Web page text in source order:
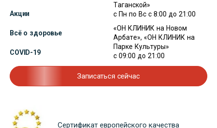
Акции
Всё о здоровье
COVID-19
Таганской»
с Пн по Вс с 8:00 до 21:00
«ОН КЛИНИК на Новом
Арбате», «ОН КЛИНИК на
Парке Культуры»
с 09:00 до 21:00
Записаться сейчас
Сертификат европейского качества